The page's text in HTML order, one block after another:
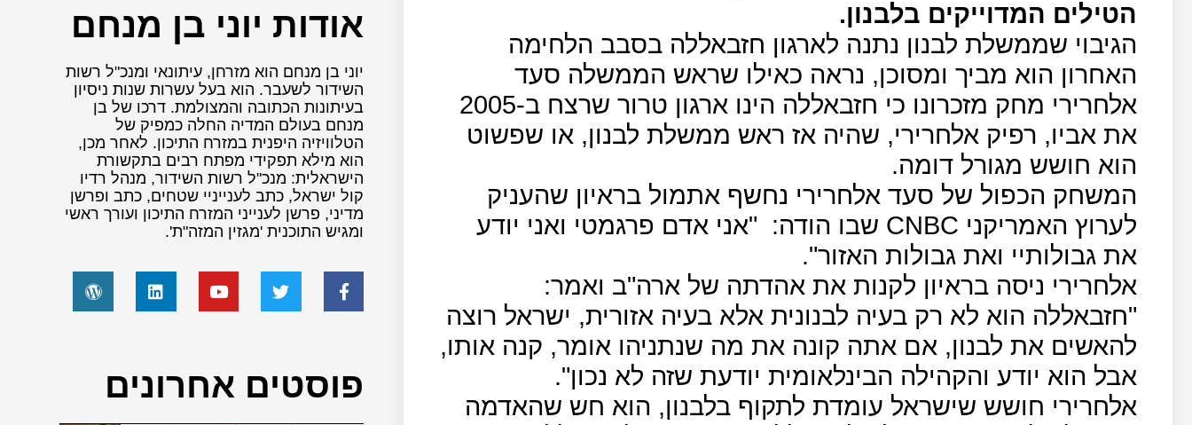
הטילים המדוייקים בלבנון.
הגיבוי שממשלת לבנון נתנה לארגון חזבאללה בסבב הלחימה
האחרון הוא מביך ומסוכן, נראה כאילו שראש הממשלה סעד
אלחרירי מחק מזכרונו כי חזבאללה הינו ארגון טרור שרצח ב-2005
את אביו, רפיק אלחרירי, שהיה אז ראש ממשלת לבנון, או שפשוט
הוא חושש מגורל דומה.
המשחק הכפול של סעד אלחרירי נחשף אתמול בראיון שהעניק
לערוץ האמריקני CNBC שבו הודה: "אני אדם פרגמטי ואני יודע
את גבולותיי ואת גבולות האזור".
אלחרירי ניסה בראיון לקנות את אהדתה של ארה"ב ואמר:
"חזבאללה הוא לא רק בעיה לבנונית אלא בעיה אזורית, ישראל רוצה
להאשים את לבנון, אם אתה קונה את מה שנתניהו אומר, קנה אותו,
אבל הוא יודע והקהילה הבינלאומית יודעת שזה לא נכון".
אלחרירי חושש שישראל עומדת לתקוף בלבנון, הוא חש שהאדמה
אודות יוני בן מנחם
יוני בן מנחם הוא מזרחן, עיתונאי ומנכ"ל רשות
השידור לשעבר. הוא בעל עשרות שנות ניסיון
בעיתונות הכתובה והמצולמת. דרכו של בן
מנחם בעולם המדיה החלה כמפיק של
הטלוויזיה היפנית במזרח התיכון. לאחר מכן,
הוא מילא תפקידי מפתח רבים בתקשורת
הישראלית: מנכ"ל רשות השידור, מנהל רדיו
קול ישראל, כתב לענייניי שטחים, כתב ופרשן
מדיני, פרשן לענייני המזרח התיכון ועורך ראשי
ומגיש התוכנית 'מגזין המזה"ת'.
פוסטים אחרונים